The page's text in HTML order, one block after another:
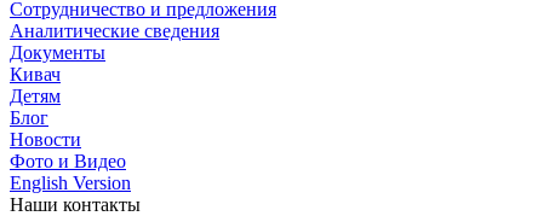
Сотрудничество и предложения
Аналитические сведения
Документы
Кивач
Детям
Блог
Новости
Фото и Видео
English Version
Наши контакты